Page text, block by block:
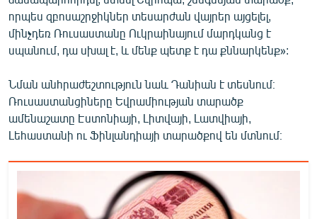
որպես զբոսաշրջիկներ տեսարժան վայրեր այցելել,
մինչդեռ Ռուսաստանը Ուկրաինայում մարդկանց է
սպանում, դա սխալ է, և մենք պետք է դա քննարկենք»:
Նման անհրաժեշտություն նաև Դանիան է տեսնում։
Ռուսաստանցիները Եվրամիության տարածք
ամենաշատը Էստոնիայի, Լիտվայի, Լատվիայի,
Լեհաստանի ու Ֆինլանդիայի տարածքով են մտնում։